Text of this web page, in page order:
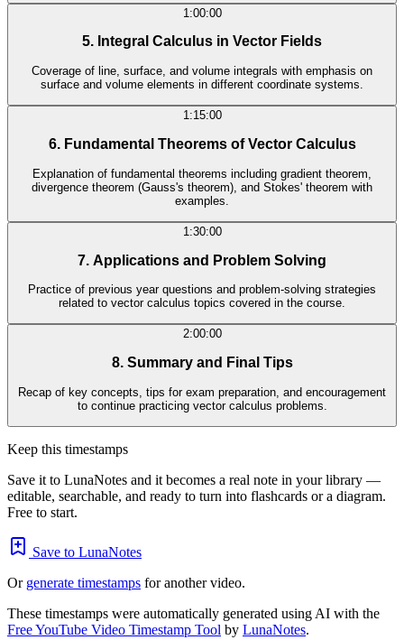
1:00:00
5. Integral Calculus in Vector Fields
Coverage of line, surface, and volume integrals with emphasis on
surface and volume elements in different coordinate systems.
1:15:00
6. Fundamental Theorems of Vector Calculus
Explanation of fundamental theorems including gradient theorem,
divergence theorem (Gauss's theorem), and Stokes' theorem with
examples.
1:30:00
7. Applications and Problem Solving
Practice of previous year questions and problem-solving strategies
related to vector calculus topics covered in the course.
2:00:00
8. Summary and Final Tips
Recap of key concepts, tips for exam preparation, and encouragement
to continue practicing vector calculus problems.
Keep this timestamps
Save it to LunaNotes and it becomes a real note in your library —
editable, searchable, and ready to turn into flashcards or a diagram.
Free to start.
Save to LunaNotes
Or generate timestamps for another video.
These timestamps were automatically generated using AI with the
Free YouTube Video Timestamp Tool by LunaNotes.